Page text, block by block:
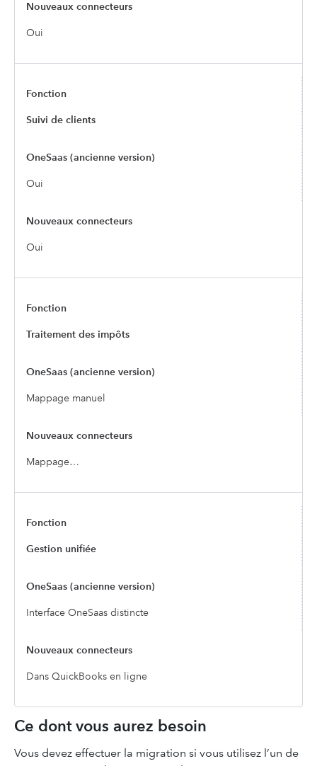
Oui
Suivi de clients
Oui
Oui
Traitement des impôts
Mappage manuel
Mappage…
Gestion unifiée
Interface OneSaas distincte
Dans QuickBooks en ligne
Ce dont vous aurez besoin
Vous devez effectuer la migration si vous utilisez l’un de